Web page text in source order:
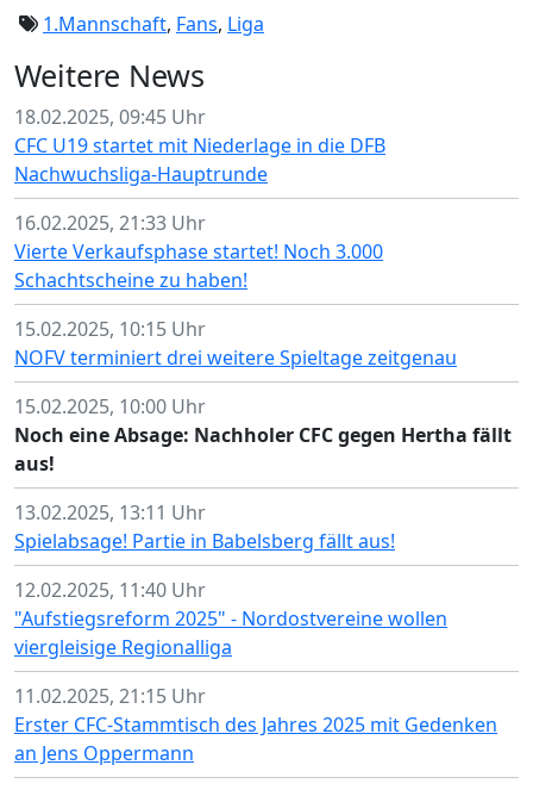
1.Mannschaft, Fans, Liga
Weitere News
18.02.2025, 09:45 Uhr
CFC U19 startet mit Niederlage in die DFB
Nachwuchsliga-Hauptrunde
16.02.2025, 21:33 Uhr
Vierte Verkaufsphase startet! Noch 3.000
Schachtscheine zu haben!
15.02.2025, 10:15 Uhr
NOFV terminiert drei weitere Spieltage zeitgenau
15.02.2025, 10:00 Uhr
Noch eine Absage: Nachholer CFC gegen Hertha fällt
aus!
13.02.2025, 13:11 Uhr
Spielabsage! Partie in Babelsberg fällt aus!
12.02.2025, 11:40 Uhr
"Aufstiegsreform 2025" - Nordostvereine wollen
viergleisige Regionalliga
11.02.2025, 21:15 Uhr
Erster CFC-Stammtisch des Jahres 2025 mit Gedenken
an Jens Oppermann